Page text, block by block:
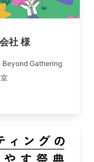
社 様
Beyond Gathering